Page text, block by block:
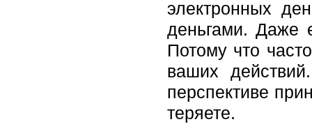
электронных
деньгами. Даже
Потому что
ваших
перспективе
теряете.